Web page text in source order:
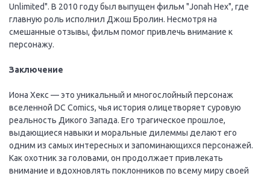
Unlimited". В 2010 году был выпущен фильм "Jonah Hex", где
главную роль исполнил Джош Бролин. Несмотря на
смешанные отзывы, фильм помог привлечь внимание к
персонажу.
Заключение
Иона Хекс — это уникальный и многослойный персонаж
вселенной DC Comics, чья история олицетворяет суровую
реальность Дикого Запада. Его трагическое прошлое,
выдающиеся навыки и моральные дилеммы делают его
одним из самых интересных и запоминающихся персонажей.
Как охотник за головами, он продолжает привлекать
внимание и вдохновлять поклонников по всему миру своей